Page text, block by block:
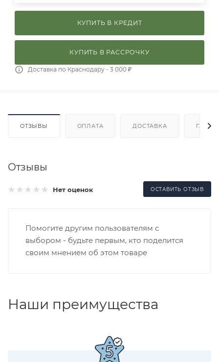
КУПИТЬ В КРЕДИТ
КУПИТЬ В РАССРОЧКУ
Доставка по Краснодару - 3 000 ₽
ОТЗЫВЫ ОПЛАТА ДОСТАВКА
Отзывы
Нет оценок ОСТАВИТЬ ОТЗЫВ
Помогите другим пользователям с
выбором - будьте первым, кто поделится
своим мнением об этом товаре
Наши преимущества